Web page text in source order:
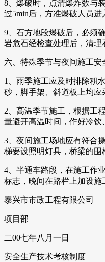
8、爆破时，点清爆炸数与
过5min后，方准爆破人员进
9、石方地段爆破后，必须
岩危石经检查处理后，清理
六、特殊季节与夜间施工安
1、雨季施工应及时排除积
砂，脚手架、斜道板上均应
2、高温季节施工，根据工
量避开高温时间，作好冷饮
3、夜间施工场地应有符合
梯要设照明灯具，桥梁的围
4、半通车路段，在施工作
标志，晚间在路栏上加设施
泰兴市市政工程有限公司
项目部
二00七年八月一日
安全生产技术考核制度